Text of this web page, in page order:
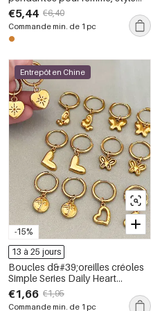
classique elliptique, en acier
inoxydable, couleur or, avec
zircon, étanches et de forme
ovale. Collection Luxueuse
€5,44 €6,40
Commande min. de 1 pc
-15%
Entrepôt en Chine
13 à 25 jours
Boucles d&#39;oreilles créoles
Simple Series Daily Heart
Butterfly en acier inoxydable
étanche couleur or pour femmes
€1,66 €1,95
Commande min. de 1 pc